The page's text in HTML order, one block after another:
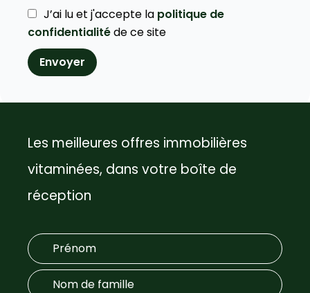
J’ai lu et j'accepte la politique de
confidentialitéde ce site
Envoyer
Les meilleures offres immobilières
vitaminées, dans votre boîte de
réception